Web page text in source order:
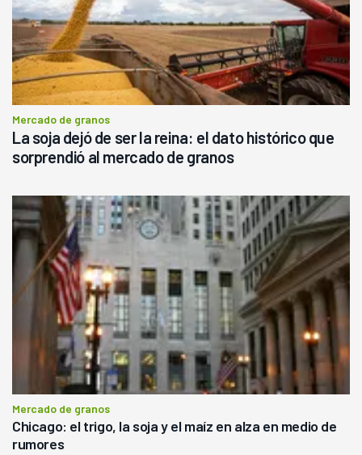
Mercado de granos
La soja dejó de ser la reina: el dato histórico que
sorprendió al mercado de granos
Mercado de granos
Chicago: el trigo, la soja y el maíz en alza en medio de
rumores